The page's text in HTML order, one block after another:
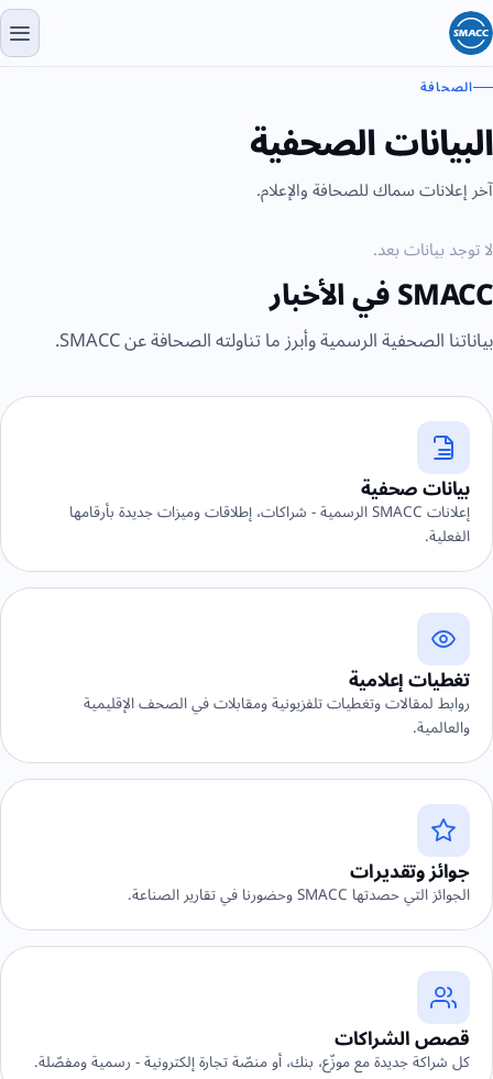
الصحافة
البيانات الصحفية
آخر إعلانات سماك للصحافة والإعلام.
لا توجد بيانات بعد.
SMACC في الأخبار
بياناتنا الصحفية الرسمية وأبرز ما تناولته الصحافة عن SMACC.
بيانات صحفية
إعلانات SMACC الرسمية - شراكات، إطلاقات وميزات جديدة بأرقامها
الفعلية.
تغطيات إعلامية
روابط لمقالات وتغطيات تلفزيونية ومقابلات في الصحف الإقليمية
والعالمية.
جوائز وتقديرات
الجوائز التي حصدتها SMACC وحضورنا في تقارير الصناعة.
قصص الشراكات
كل شراكة جديدة مع موزّع، بنك، أو منصّة تجارة إلكترونية - رسمية ومفصّلة.